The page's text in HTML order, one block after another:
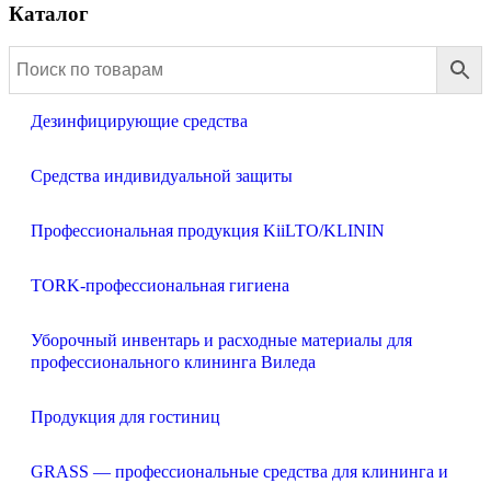
Каталог
Дезинфицирующие средства
Средства индивидуальной защиты
Профессиональная продукция KiiLTO/KLININ
TORK-профессиональная гигиена
Уборочный инвентарь и расходные материалы для
профессионального клининга Виледа
Продукция для гостиниц
GRASS — профессиональные средства для клининга и